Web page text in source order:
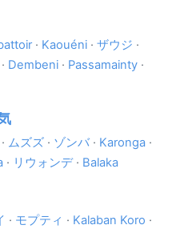
· Kaouéni · ザウジ ·
· Dembeni · Passamainty ·
· ムズズ · ゾンバ· Karonga ·
· リウォンデ· Balaka
· モプティ · Kalaban Koro ·